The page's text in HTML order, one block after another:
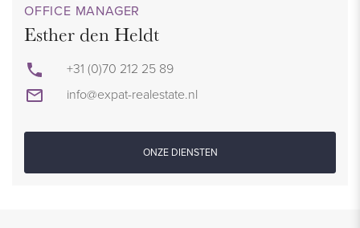
OFFICE MANAGER
Esther den Heldt
+31 (0)70 212 25 89
info@expat-realestate.nl
ONZE DIENSTEN